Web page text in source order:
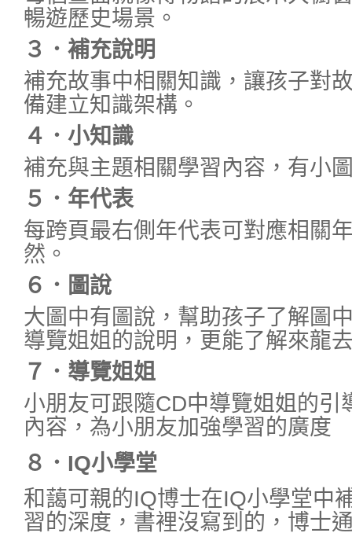
暢遊歷史場景。
３．補充說明
補充故事中相關知識，讓孩子對
備建立知識架構。
４．小知識
補充與主題相關學習內容，有小
５．年代表
每跨頁最右側年代表可對應相關
然。
６．圖說
大圖中有圖說，幫助孩子了解圖
導覽姐姐的說明，更能了解來龍
７．導覽姐姐
小朋友可跟隨CD中導覽姐姐的引
內容，為小朋友加強學習的廣度
８．IQ小學堂
和藹可親的IQ博士在IQ小學堂中
習的深度，書裡沒寫到的，博士